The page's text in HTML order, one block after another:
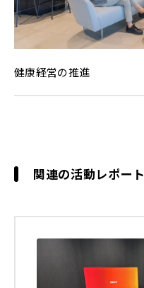
健康経営の推進
関連の活動レポート